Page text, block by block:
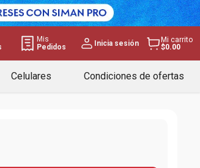
Mis
Pedidos
Inicia sesión
Mi carrito
$0.00
Celulares Condiciones de ofertas